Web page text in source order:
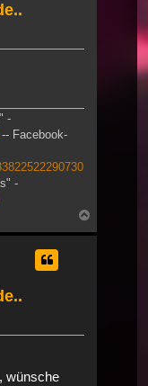
-
-- Facebook-
-
oben
wünsche